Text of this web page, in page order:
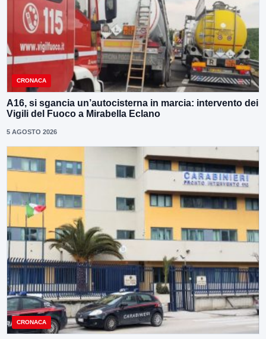
CRONACA
A16, si sgancia un’autocisterna in marcia: intervento dei
Vigili del Fuoco a Mirabella Eclano
5 AGOSTO 2026
CRONACA